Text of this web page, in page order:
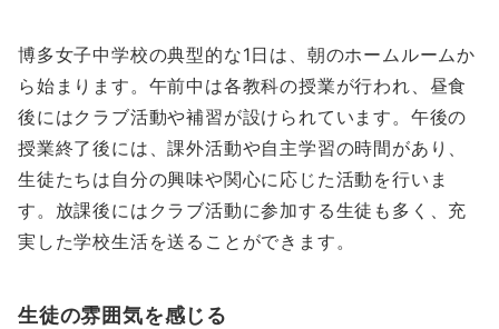
博多女子中学校の典型的な1日は、朝のホームルームか
ら始まります。午前中は各教科の授業が行われ、昼食
後にはクラブ活動や補習が設けられています。午後の
授業終了後には、課外活動や自主学習の時間があり、
生徒たちは自分の興味や関心に応じた活動を行いま
す。放課後にはクラブ活動に参加する生徒も多く、充
実した学校生活を送ることができます。
生徒の雰囲気を感じる